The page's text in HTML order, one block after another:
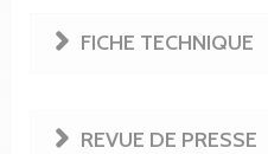
FICHE TECHNIQUE
REVUE DE PRESSE